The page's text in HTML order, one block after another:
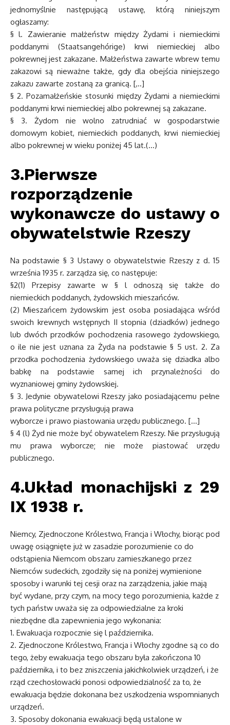
jednomyślnie następującą ustawę, którą niniejszym
ogłaszamy:
§ l. Zawieranie małżeństw między Żydami i niemieckimi
poddanymi (Staatsangehórige) krwi niemieckiej albo
pokrewnej jest zakazane. Małżeństwa zawarte wbrew temu
zakazowi są nieważne także, gdy dla obejścia niniejszego
zakazu zawarte zostaną za granicą. [,..]
§ 2. Pozamałżeńskie stosunki między Żydami a niemieckimi
poddanymi krwi niemieckiej albo pokrewnej są zakazane.
§ 3. Żydom nie wolno zatrudniać w gospodarstwie
domowym kobiet, niemieckich poddanych, krwi niemieckiej
albo pokrewnej w wieku poniżej 45 lat.(…)
3.Pierwsze
rozporządzenie
wykonawcze do ustawy o
obywatelstwie Rzeszy
Na podstawie § 3 Ustawy o obywatelstwie Rzeszy z d. 15
września 1935 r. zarządza się, co następuje:
§2(1) Przepisy zawarte w § l odnoszą się także do
niemieckich poddanych, żydowskich mieszańców.
(2) Mieszańcem żydowskim jest osoba posiadająca wśród
swoich krewnych wstępnych II stopnia (dziadków) jednego
lub dwóch przodków pochodzenia rasowego żydowskiego,
o ile nie jest uznana za Żyda na podstawie § 5 ust. 2. Za
przodka pochodzenia żydowskiego uważa się dziadka albo
babkę na podstawie samej ich przynależności do
wyznaniowej gminy żydowskiej.
§ 3. Jedynie obywatelowi Rzeszy jako posiadającemu pełne
prawa polityczne przysługują prawa
wyborcze i prawo piastowania urzędu publicznego. […]
§ 4 (l) Żyd nie może być obywatelem Rzeszy. Nie przysługują
mu prawa wyborcze; nie może piastować urzędu
publicznego.
4.Układ monachijski z 29
IX 1938 r.
Niemcy, Zjednoczone Królestwo, Francja i Włochy, biorąc pod
uwagę osiągnięte już w zasadzie porozumienie co do
odstąpienia Niemcom obszaru zamieszkanego przez
Niemców sudeckich, zgodziły się na poniżej wymienione
sposoby i warunki tej cesji oraz na zarządzenia, jakie mają
być wydane, przy czym, na mocy tego porozumienia, każde z
tych państw uważa się za odpowiedzialne za kroki
niezbędne dla zapewnienia jego wykonania:
1. Ewakuacja rozpocznie się l października.
2. Zjednoczone Królestwo, Francja i Włochy zgodne są co do
tego, żeby ewakuacja tego obszaru była zakończona 10
października, i to bez zniszczenia jakichkolwiek urządzeń, i że
rząd czechosłowacki ponosi odpowiedzialność za to, że
ewakuacja będzie dokonana bez uszkodzenia wspomnianych
urządzeń.
3. Sposoby dokonania ewakuacji będą ustalone w